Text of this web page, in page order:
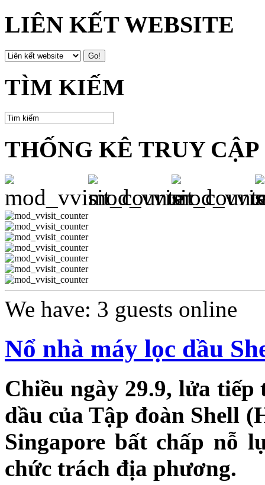
LIÊN KẾT WEBSITE
TÌM KIẾM
THỐNG KÊ TRUY CẬP
We have: 3 guests online
Nổ nhà máy lọc dầu
Chiều ngày 29.9, lửa
dầu của Tập đoàn Shell
Singapore bất chấp nỗ
chức trách địa phương.